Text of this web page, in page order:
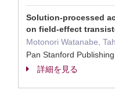
Solution-processed
on field-effect
Motonori Watanabe,
Pan Stanford
詳細を見る